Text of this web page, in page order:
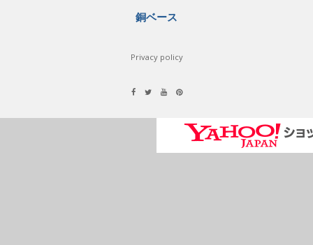
銅ベース
Privacy policy